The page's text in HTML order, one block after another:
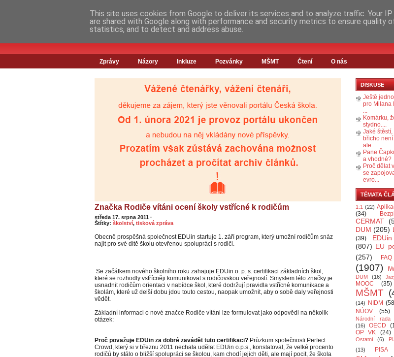
Zprávy Názory Inkluze Pozvánky MŠMT Čtení O nás
Značka Rodiče vítáni ocení školy vstřícné k rodičům
středa 17. srpna 2011 ·
Štítky: školství, tisková zpráva
Obecně prospěšná společnost EDUin startuje 1. září program, který umožní rodičům snáz
najít pro své dítě školu otevřenou spolupráci s rodiči.
Se začátkem nového školního roku zahajuje EDUin o. p. s. certifikaci základních škol,
které se rozhodly vstřícněji komunikovat s rodičovskou veřejností. Smyslem této značky je
usnadnit rodičům orientaci v nabídce škol, které dodržují pravidla vstřícné komunikace a
školám, které už delší dobu jdou touto cestou, naopak umožnit, aby o sobě daly veřejnosti
vědět.
Základní informaci o nové značce Rodiče vítáni lze formulovat jako odpovědi na několik
otázek:
Proč považuje EDUin za dobré zavádět tuto certifikaci? Průzkum společnosti Perfect
Crowd, který si v březnu 2011 nechala udělat EDUin o.p.s., konstatoval, že velké procento
rodičů by stálo o bližší spolupráci se školou, kam chodí jejich děti, ale mají pocit, že škola
DISKUSE
Ještě
pro Milana
...
Komárku,
stydno....
Jaké štěstí,
břicho
ale...
Pane
a vhodné?
Proč dělat
se
evro...
TÉMATA
1:1 (22)
(34)
CERMAT
DUM (205)
(39)
EDUin
(807) EU
(257)
FAQ
(1907)
DUM
(16)
MOOC (35)
MŠMT
(14)
NIDM
NÚOV (55)
Národní rada
(16)
OECD
OP VK
(24)
Ostatní (6)
(13)
PISA
This site uses cookies from Google to deliver its services and to analyze traffic. Your
are shared with Google along with performance and security metrics to ensure quality
statistics, and to detect and address abuse.